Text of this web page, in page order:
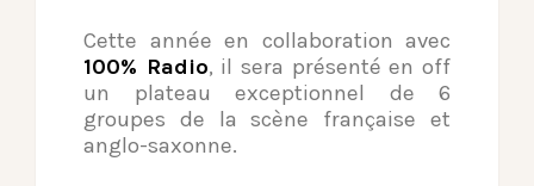
Cette année en collaboration avec
100% Radio, il sera présenté en off
un plateau exceptionnel de 6
groupes de la scène française et
anglo-saxonne.